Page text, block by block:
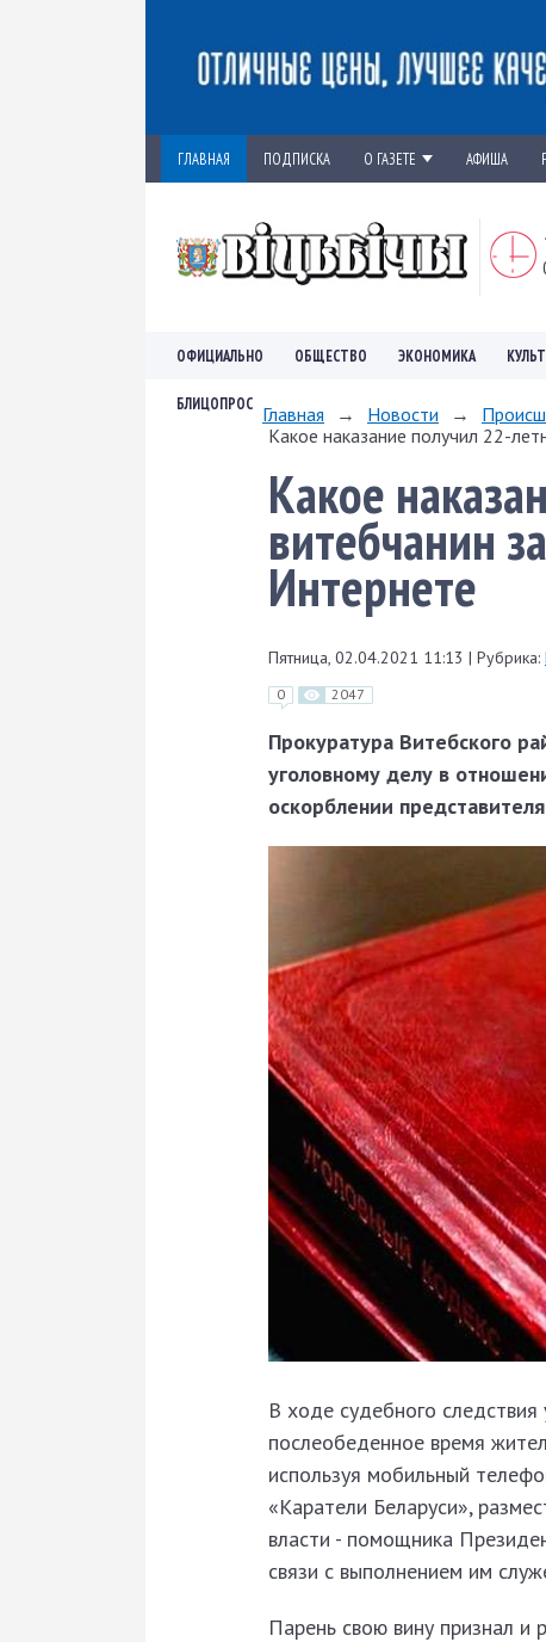
ГЛАВНАЯ ПОДПИСКА О ГАЗЕТЕ АФИША
ОФИЦИАЛЬНО ОБЩЕСТВО ЭКОНОМИКА
БЛИЦОПРОС Главная → Новости →
Какое наказание получил 22-
Какое
витебчанин
Интернете
Пятница, 02.04.2021 11:13 | Рубрика:
0 2047
Прокуратура Витебского
уголовному делу в
оскорблении
В ходе судебного
послеобеденное время
используя мобильный
«Каратели Беларуси»,
власти - помощника
связи с выполнением им
Парень свою вину признал и